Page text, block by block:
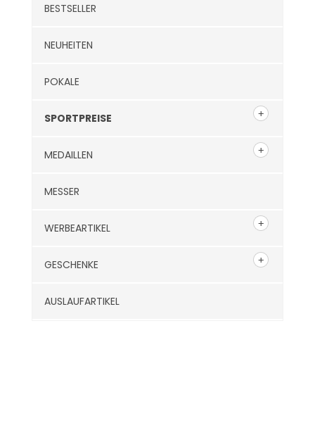
BESTSELLER
NEUHEITEN
POKALE
SPORTPREISE
MEDAILLEN
MESSER
WERBEARTIKEL
GESCHENKE
AUSLAUFARTIKEL